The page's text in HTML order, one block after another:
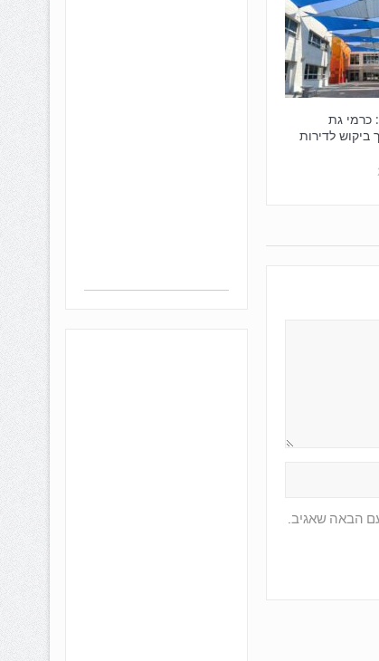
כרמי גת
לדירות
הבאה שאגיב.